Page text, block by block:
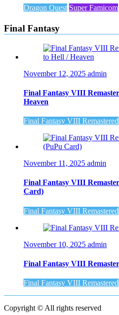
Dragon Quest Super Famicom
Final Fantasy
November 12, 2025 admin
Final Fantasy VIII
Heaven
Final Fantasy VIII Remastered
November 11, 2025 admin
Final Fantasy VIII
Card)
Final Fantasy VIII Remastered
November 10, 2025 admin
Final Fantasy VIII
Final Fantasy VIII Remastered
Copyright © All rights reserved